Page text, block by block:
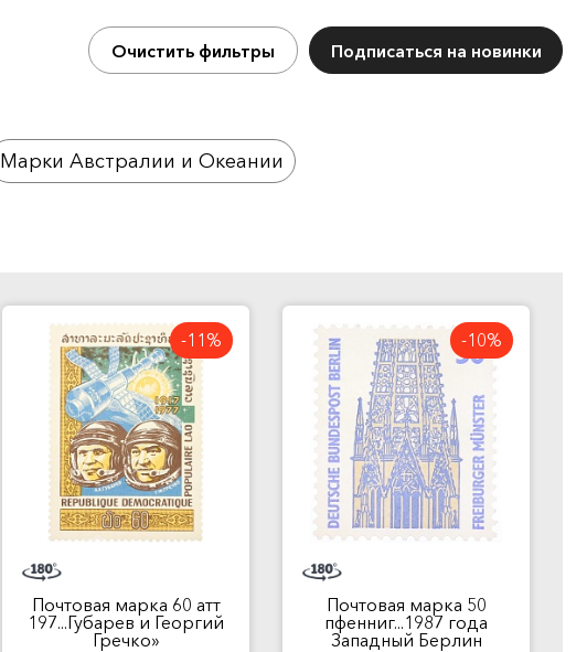
Очистить фильтры Подписаться на новинки
Марки Австралии и Океании
-11%
Почтовая марка 60 атт
197...Губарев и Георгий
Гречко»
-10%
Почтовая марка 50
пфенниг...1987 года
Западный Берлин